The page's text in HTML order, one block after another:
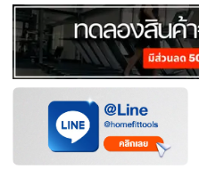
ชิ้น หยิบใ
เพิ่มไปยังรายการโปรด